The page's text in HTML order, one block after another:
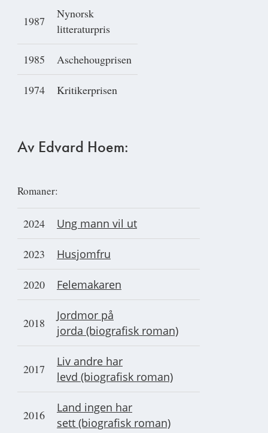
1987
Nynorsk
litteraturpris
1985 Aschehougprisen
1974 Kritikerprisen
Av Edvard Hoem:
Romaner:
2024 Ung mann vil ut
2023 Husjomfru
2020 Felemakaren
2018
Jordmor på
jorda (biografisk roman)
2017
Liv andre har
levd (biografisk roman)
2016
Land ingen har
sett (biografisk roman)